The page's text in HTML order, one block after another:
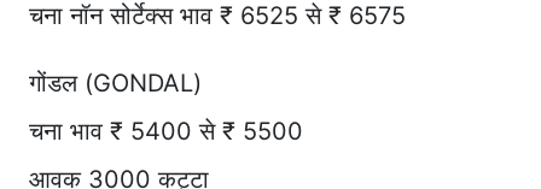
चना नॉन सोर्टेक्स भाव ₹ 6525 से ₹ 6575
गोंडल (GONDAL)
चना भाव ₹ 5400 से ₹ 5500
आवक 3000 कट्टा